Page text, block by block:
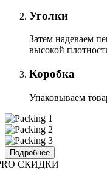
Уголки
Затем надеваем
высокой
Коробка
Упаковываем
Подробнее
СКИДКИ